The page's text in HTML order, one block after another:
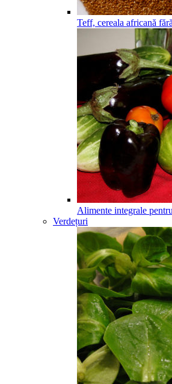
Teff, cereala africană
Alimente integrale
Verdețuri